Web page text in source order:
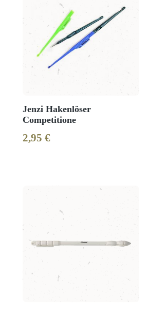
Jenzi Hakenlöser
Competitione
Regulärer Preis:
2,95 €